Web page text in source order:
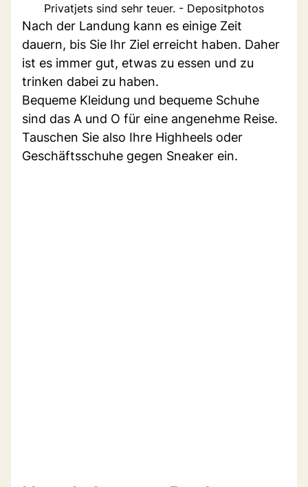
Privatjets sind sehr teuer. - Depositphotos
Nach der Landung kann es einige Zeit
dauern, bis Sie Ihr Ziel erreicht haben. Daher
ist es immer gut, etwas zu essen und zu
trinken dabei zu haben.
Bequeme Kleidung und bequeme Schuhe
sind das A und O für eine angenehme Reise.
Tauschen Sie also Ihre Highheels oder
Geschäftsschuhe gegen Sneaker ein.